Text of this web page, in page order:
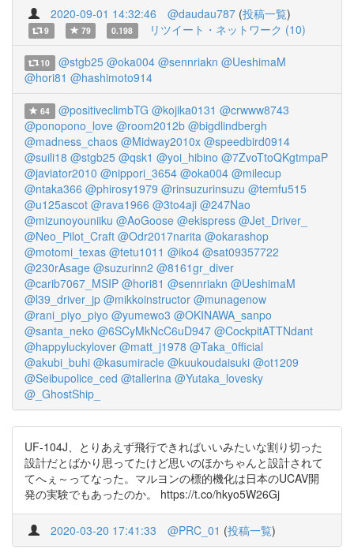
2020-09-01 14:32:46 @daudau787 (投稿一覧)
9 79 0.198 リツイート・ネットワーク (10)
10 @stgb25 @oka004 @sennriakn @UeshimaM
@hori81 @hashimoto914
64 @positiveclimbTG @kojika0131 @crwww8743
@ponopono_love @room2012b @bigdlindbergh
@madness_chaos @Midway2010x @speedbird0914
@suili18 @stgb25 @qsk1 @yoi_hibino @7ZvoTtoQKgtmpaP
@javiator2010 @nippori_3654 @oka004 @milecup
@ntaka366 @phirosy1979 @rinsuzurinsuzu @temfu515
@u125ascot @rava1966 @3to4aji @247Nao
@mizunoyouniiku @AoGoose @ekispress @Jet_Driver_
@Neo_Pilot_Craft @Odr2017narita @okarashop
@motomi_texas @tetu1011 @iko4 @sat09357722
@230rAsage @suzurinn2 @8161gr_diver
@carib7067_MSIP @hori81 @sennriakn @UeshimaM
@l39_driver_jp @mikkoinstructor @munagenow
@rani_piyo_piyo @yumewo3 @OKINAWA_sanpo
@santa_neko @6SCyMkNcC6uD947 @CockpitATTNdant
@happyluckylover @matt_j1978 @Taka_0fficial
@akubi_buhi @kasumiracle @kuukoudaisuki @ot1209
@Seibupolice_ced @tallerina @Yutaka_lovesky
@_GhostShip_
UF-104J、とりあえず飛行できればいいみたいな割り切った
設計だとばかり思ってたけど思いのほかちゃんと設計されて
てへぇ～ってなった。マルヨンの標的機化は日本のUCAV開
発の実験でもあったのか。 https://t.co/hkyo5W26Gj
2020-03-20 17:41:33 @PRC_01 (投稿一覧)